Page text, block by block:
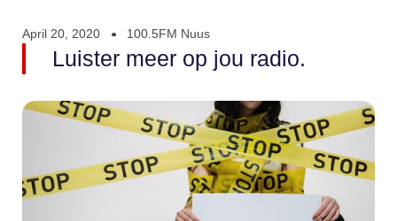
April 20, 2020 100.5FM Nuus
Luister meer op jou radio.